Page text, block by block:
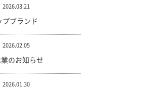
2026.03.21
プブランド
2026.02.05
のお知らせ
2026.01.30